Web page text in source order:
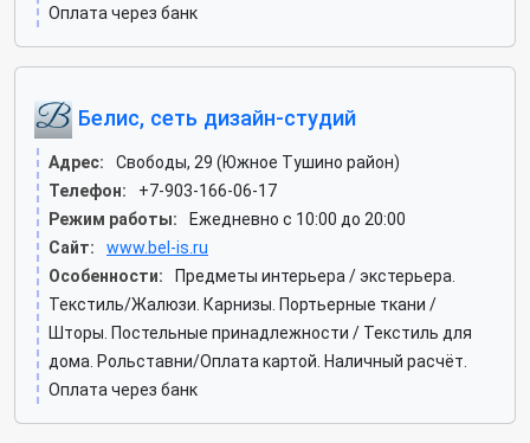
Оплата через банк
Белис, сеть дизайн-студий
Адрес:
Свободы, 29 (Южное Тушино район)
Телефон:
+7-903-166-06-17
Режим работы:
Ежедневно с 10:00 до 20:00
Сайт:
www.bel-is.ru
Особенности:
Предметы интерьера / экстерьера.
Текстиль/Жалюзи. Карнизы. Портьерные ткани /
Шторы. Постельные принадлежности / Текстиль для
дома. Рольставни/Оплата картой. Наличный расчёт.
Оплата через банк